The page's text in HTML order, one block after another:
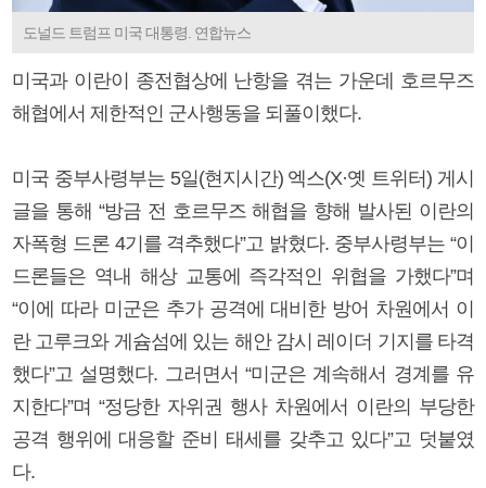
도널드 트럼프 미국 대통령. 연합뉴스
미국과 이란이 종전협상에 난항을 겪는 가운데 호르무즈
해협에서 제한적인 군사행동을 되풀이했다.
미국 중부사령부는 5일(현지시간) 엑스(X·옛 트위터) 게시
글을 통해 “방금 전 호르무즈 해협을 향해 발사된 이란의
자폭형 드론 4기를 격추했다”고 밝혔다. 중부사령부는 “이
드론들은 역내 해상 교통에 즉각적인 위협을 가했다”며
“이에 따라 미군은 추가 공격에 대비한 방어 차원에서 이
란 고루크와 게슘섬에 있는 해안 감시 레이더 기지를 타격
했다”고 설명했다. 그러면서 “미군은 계속해서 경계를 유
지한다”며 “정당한 자위권 행사 차원에서 이란의 부당한
공격 행위에 대응할 준비 태세를 갖추고 있다”고 덧붙였
다.